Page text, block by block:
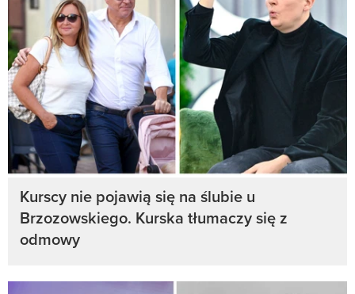
Kurscy nie pojawią się na ślubie u
Brzozowskiego. Kurska tłumaczy się z
odmowy